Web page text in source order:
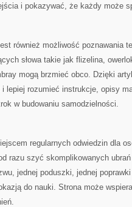
i pokazywać, że każdy może
również możliwość poznawania
słowa takie jak flizelina,
mogą brzmieć obco. Dzięki
lepiej rozumieć instrukcje, opisy
w budowaniu samodzielności.
regularnych odwiedzin dla
razu szyć skomplikowanych
jednej poduszki, jednej
do nauki. Strona może